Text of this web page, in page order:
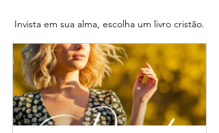
Invista em sua alma, escolha um livro cristão.